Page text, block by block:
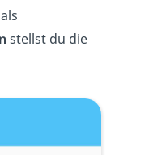
stellst du die